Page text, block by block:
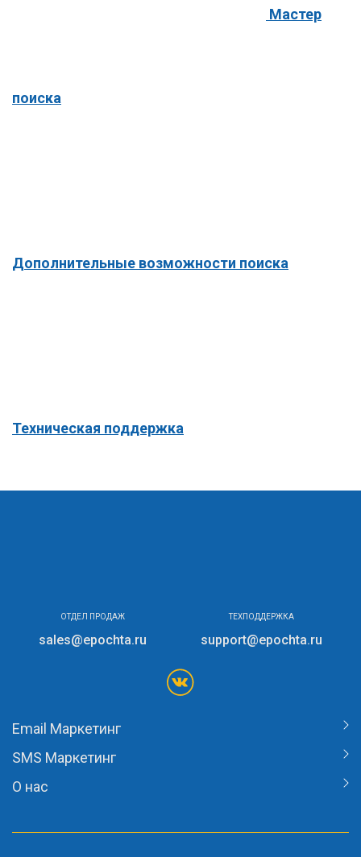
Мастер
поиска
Дополнительные возможности поиска
Техническая поддержка
ОТДЕЛ ПРОДАЖ
sales@epochta.ru
ТЕХПОДДЕРЖКА
support@epochta.ru
Email Маркетинг
SMS Маркетинг
О нас